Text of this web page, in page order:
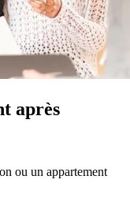
après
ou un appartement